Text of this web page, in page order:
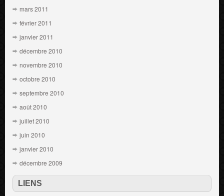
mars 2011
février 2011
janvier 2011
décembre 2010
novembre 2010
octobre 2010
septembre 2010
août 2010
juillet 2010
juin 2010
janvier 2010
décembre 2009
LIENS